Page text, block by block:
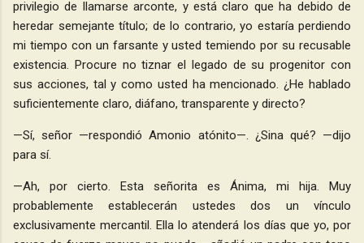
privilegio de llamarse arconte, y está claro que ha debido de
heredar semejante título; de lo contrario, yo estaría perdiendo
mi tiempo con un farsante y usted temiendo por su recusable
existencia. Procure no tiznar el legado de su progenitor con
sus acciones, tal y como usted ha mencionado. ¿He hablado
suficientemente claro, diáfano, transparente y directo?
—Sí, señor —respondió Amonio atónito—. ¿Sina qué? —dijo
para sí.
—Ah, por cierto. Esta señorita es Ánima, mi hija. Muy
probablemente establecerán ustedes dos un vínculo
exclusivamente mercantil. Ella lo atenderá los días que yo, por